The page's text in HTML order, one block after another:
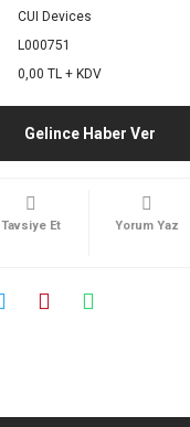
CUI Devices
L000751
0,00 TL + KDV
Gelince Haber Ver
Tavsiye Et Yorum Yaz